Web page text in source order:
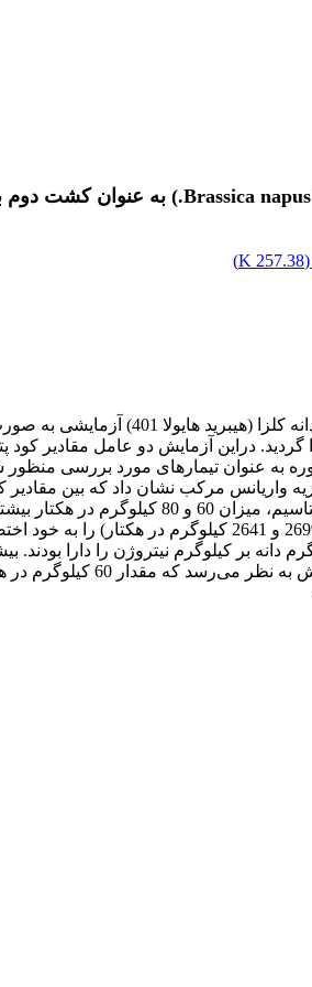
257.38 K
)
240 و 300 کیلوگرم در هکتار از منبع اوره به
واریانس مرکب نشان داد که بین
نیتروژن)، کارایی زراعی (92/6 و 73/6 کیلوگرم دانه بر